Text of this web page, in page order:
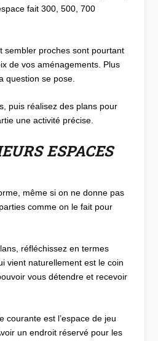
fait 300, 500, 700
sembler proches sont pourtant
de vos aménagements. Plus
question se pose.
puis réalisez des plans pour
une activité précise.
ESPACES
même si on ne donne pas
comme on le fait pour
réfléchissez en termes
vient naturellement est le coin
vous détendre et recevoir
courante est l’espace de jeu
un endroit réservé pour les